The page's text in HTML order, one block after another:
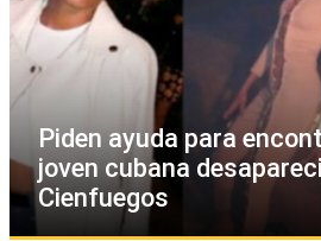
Piden ayuda para
joven cubana
Cienfuegos